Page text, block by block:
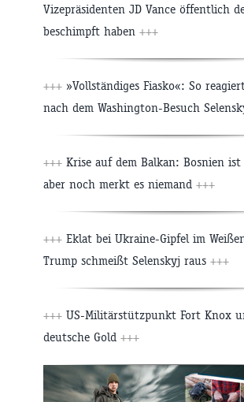
Vizepräsidenten JD Vance öffentlich
beschimpft haben +++
+++ »Vollständiges Fiasko«: So
nach dem Washington-Besuch
+++ Krise auf dem Balkan: Bosnien
aber noch merkt es niemand +++
+++ Eklat bei Ukraine-Gipfel im
Trump schmeißt Selenskyj raus +++
+++ US-Militärstützpunkt Fort Knox
deutsche Gold +++